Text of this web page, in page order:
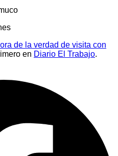
de la verdad de visita con
en Diario El Trabajo.